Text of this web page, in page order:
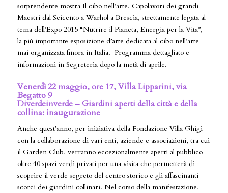
sorprendente mostra Il cibo nell’arte. Capolavori dei grandi
Maestri dal Seicento a Warhol a Brescia, strettamente legata al
tema dell’Expo 2015 “Nutrire il Pianeta, Energia per la Vita”,
la più importante esposizione d’arte dedicata al cibo nell’arte
mai organizzata finora in Italia. Programma dettagliato e
informazioni in Segreteria dopo la metà di aprile.
Venerdì 22 maggio, ore 17, Villa Lipparini, via
Begatto 9
Diverdeinverde – Giardini aperti della città e della
collina: inaugurazione
Anche quest’anno, per iniziativa della Fondazione Villa Ghigi
con la collaborazione di vari enti, aziende e associazioni, tra cui
il Garden Club, verranno eccezionalmente aperti al pubblico
oltre 40 spazi verdi privati per una visita che permetterà di
scoprire il verde segreto del centro storico e gli affascinanti
scorci dei giardini collinari. Nel corso della manifestazione,